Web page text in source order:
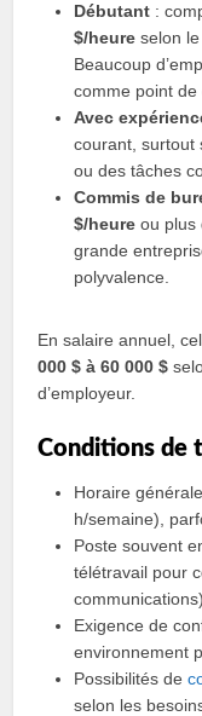
Débutant :
$/heure selon
Beaucoup
comme point de
Avec
courant, surtout
ou des tâches
Commis de
$/heure ou plus
grande
polyvalence.
En salaire annuel,
000 $ à 60 000 $
d’employeur.
Conditions de
Horaire
h/semaine),
Poste souvent
télétravail pour
communications).
Exigence de
environnement
Possibilités de
selon les